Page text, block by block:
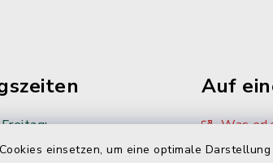
einsetzen, um eine optimale
Uhr
Auf
Was